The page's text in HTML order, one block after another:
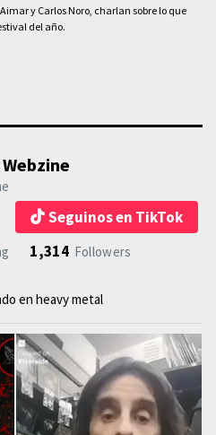
y Carlos Noro, charlan sobre lo que
del año.
Seguinos en TikTok
1,314 Followers
en heavy metal